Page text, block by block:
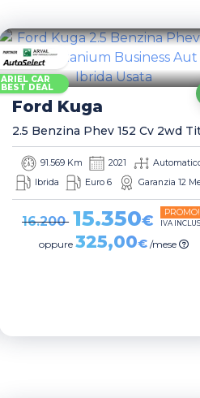
ARIEL CAR
BEST DEAL
Ford Kuga
91.569 Km 2021
Ibrida
Euro 6 Garanzia 12
16.200 15.350€ PROMO!
IVA
oppure325,00€ /mese